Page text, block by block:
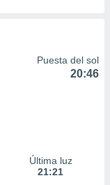
Puesta del sol
20:46
Última luz
21:21